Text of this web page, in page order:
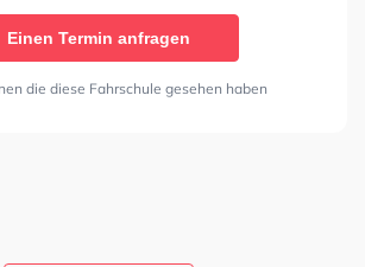
Einen Termin anfragen
die diese Fahrschule gesehen haben